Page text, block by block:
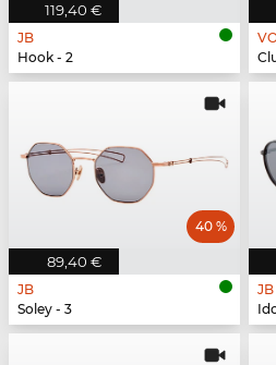
119,40 €
JB
Hook - 2
89,40 €
40 %
JB
Soley - 3
JB